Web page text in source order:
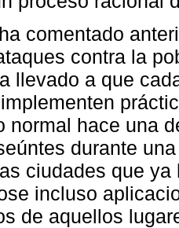
comentado
contra la
llevado a que
normal hace una
durante
ciudades que
incluso
de aquellos